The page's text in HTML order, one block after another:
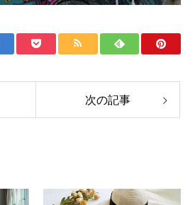
次の記事